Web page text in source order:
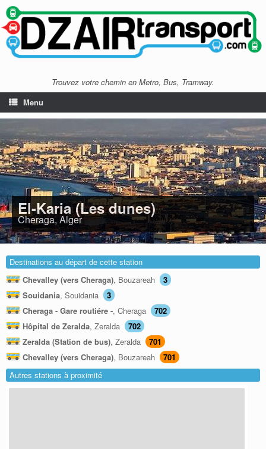
Trouvez votre chemin en Metro, Bus, Tramway.
Menu
El-Karia (Les dunes)
Cheraga, Alger
Destinations au départ de cette station
Chevalley (vers Cheraga), Bouzareah
3
Souidania, Souidania
3
Cheraga - Gare routiére -, Cheraga
702
Hôpital de Zeralda, Zeralda
702
Zeralda (Station de bus), Zeralda
701
Chevalley (vers Cheraga), Bouzareah
701
Autres stations à proximité